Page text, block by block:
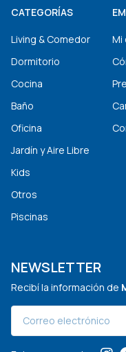
CATEGORÍAS
Living & Comedor
Dormitorio
Cocina
Baño
Oficina
Jardín y Aire Libre
Kids
Otros
Piscinas
Mi
NEWSLETTER
Recibí la información de